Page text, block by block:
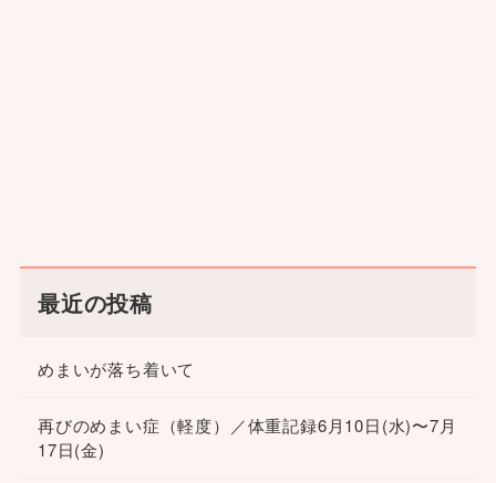
最近の投稿
めまいが落ち着いて
再びのめまい症（軽度）／体重記録6月10日(水)〜7月
17日(金)